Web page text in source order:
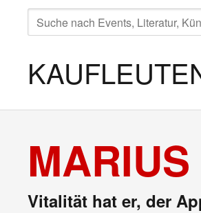
SUCHE
NACH:
Vitalität hat er, der